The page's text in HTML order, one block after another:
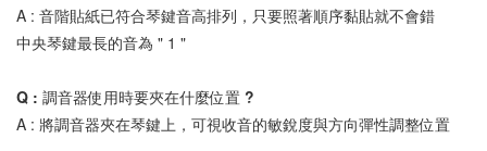
A : 音階貼紙已符合琴鍵音高排列，只要照著順序黏貼就不會錯
中央琴鍵最長的音為 " 1 "
Q : 調音器使用時要夾在什麼位置 ?
A : 將調音器夾在琴鍵上，可視收音的敏銳度與方向彈性調整位置